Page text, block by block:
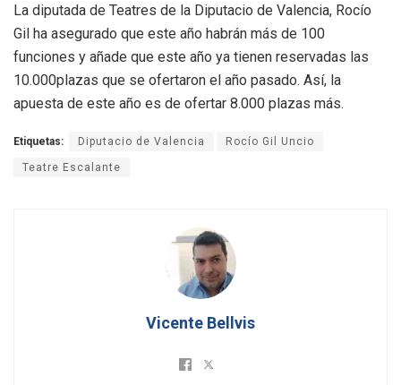
La diputada de Teatres de la Diputacio de Valencia, Rocío
Gil ha asegurado que este año habrán más de 100
funciones y añade que este año ya tienen reservadas las
10.000plazas que se ofertaron el año pasado. Así, la
apuesta de este año es de ofertar 8.000 plazas más.
Etiquetas: Diputacio de Valencia Rocío Gil Uncio
Teatre Escalante
Vicente Bellvis